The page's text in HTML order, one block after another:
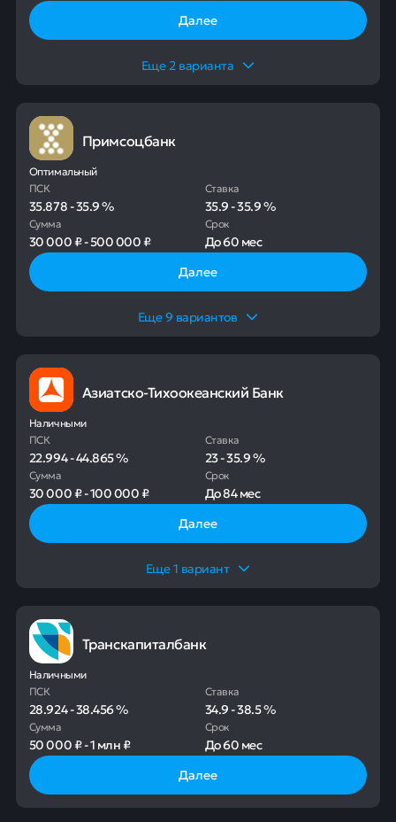
Далее
Еще2 варианта
Примсоцбанк
Оптимальный
ПСК
35.878-35.9%
Ставка
35.9-35.9%
Сумма
30 000 ₽-500 000 ₽
Срок
До60 мес
Далее
Еще9 вариантов
Азиатско-Тихоокеанский Банк
Наличными
ПСК
22.994-44.865%
Ставка
23-35.9%
Сумма
30 000 ₽-100 000 ₽
Срок
До84 мес
Далее
Еще1 вариант
Транскапиталбанк
Наличными
ПСК
28.924-38.456%
Ставка
34.9-38.5%
Сумма
50 000 ₽-1 млн ₽
Срок
До60 мес
Далее